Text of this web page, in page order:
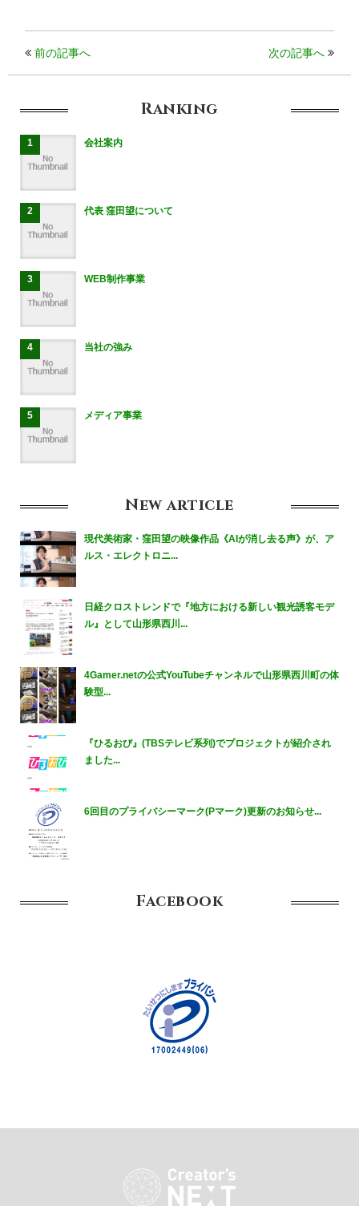
前の記事へ 次の記事へ
Ranking
会社案内
代表 窪田望について
WEB制作事業
当社の強み
メディア事業
Newarticle
現代美術家・窪田望の映像作品《AIが消し去る声》が、ア
ルス・エレクトロニ...
日経クロストレンドで『地方における新しい観光誘客モデ
ル』として山形県西川...
4Gamer.netの公式YouTubeチャンネルで山形県西川町の体
験型...
『ひるおび』(TBSテレビ系列)でプロジェクトが紹介され
ました...
6回目のプライバシーマーク(Pマーク)更新のお知らせ...
Facebook